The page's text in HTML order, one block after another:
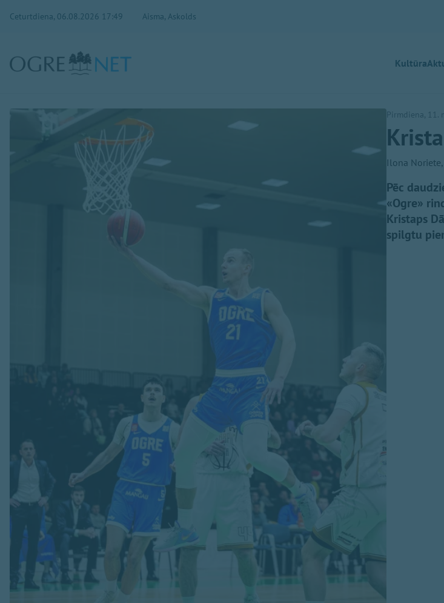
Ceturtdiena, 06.08.2026 17:49 Aisma, Askolds
Kultūra
Pirmdiena, 11.
Ilona
Pēc
«Ogre»
Kristaps
spilgtu